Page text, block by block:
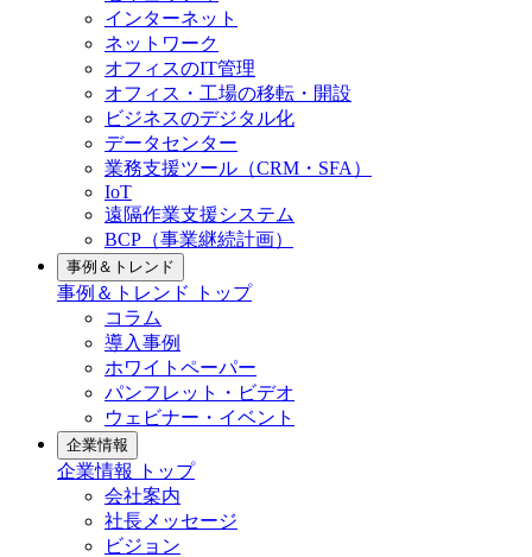
インターネット
ネットワーク
オフィスのIT管理
オフィス・工場の移転・開設
ビジネスのデジタル化
データセンター
業務支援ツール（CRM・SFA）
IoT
遠隔作業支援システム
BCP（事業継続計画）
事例＆トレンド
事例＆トレンド トップ
コラム
導入事例
ホワイトペーパー
パンフレット・ビデオ
ウェビナー・イベント
企業情報
企業情報 トップ
会社案内
社長メッセージ
ビジョン